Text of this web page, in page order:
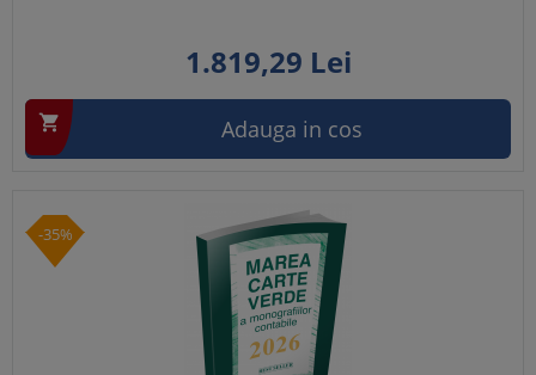
1.819,29 Lei
 Adauga in cos
-35%